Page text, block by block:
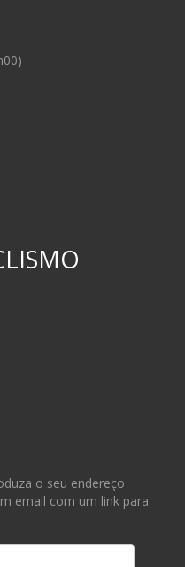
o seu endereço
email com um link para